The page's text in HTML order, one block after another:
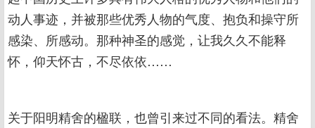
动人事迹，并被那些优秀人物的气度、抱负和操守所
感染、所感动。那种神圣的感觉，让我久久不能释
怀，仰天怀古，不尽依依……
关于阳明精舍的楹联，也曾引来过不同的看法。精舍